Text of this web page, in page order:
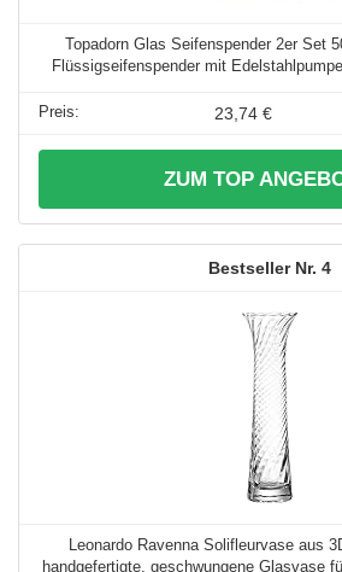
Topadorn Glas Seifenspender 2er Set
Flüssigseifenspender mit
23,74 €
ZUM TOP
4
Leonardo Ravenna Solifleurvase aus
handgefertigte, geschwungene Glasvase